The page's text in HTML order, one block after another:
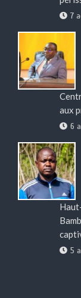
7
aux
6
5